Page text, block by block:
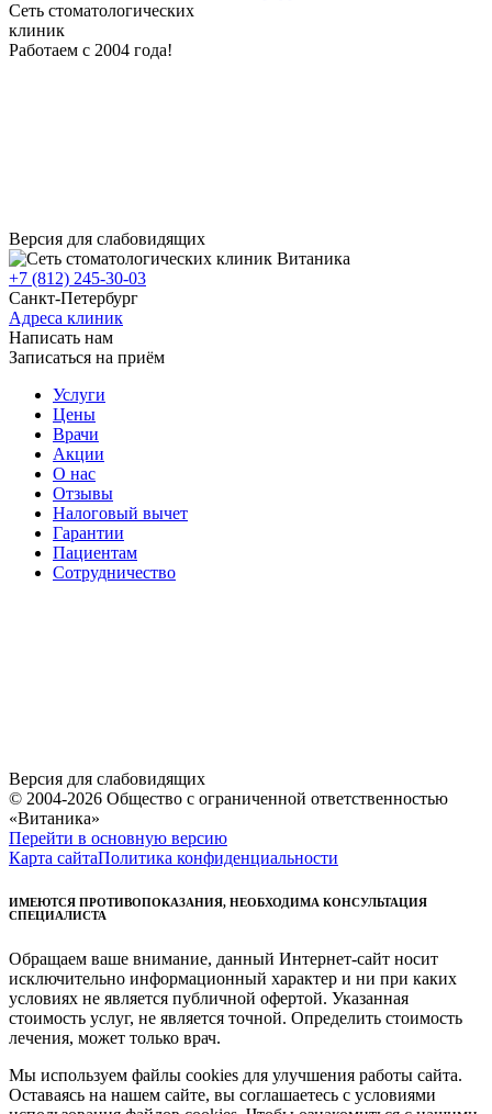
Сеть стоматологических
клиник
Работаем с 2004 года!
Версия для слабовидящих
+7 (812) 245-30-03
Санкт-Петербург
Адреса клиник
Написать нам
Записаться на приём
Услуги
Цены
Врачи
Акции
О нас
Отзывы
Налоговый вычет
Гарантии
Пациентам
Сотрудничество
Версия для слабовидящих
© 2004-2026 Общество с ограниченной ответственностью
«Витаника»
Перейти в основную версию
Карта сайтаПолитика конфиденциальности
ИМЕЮТСЯ ПРОТИВОПОКАЗАНИЯ, НЕОБХОДИМА КОНСУЛЬТАЦИЯ
СПЕЦИАЛИСТА
Обращаем ваше внимание, данный Интернет-сайт носит
исключительно информационный характер и ни при каких
условиях не является публичной офертой. Указанная
стоимость услуг, не является точной. Определить стоимость
лечения, может только врач.
Мы используем файлы cookies для улучшения работы сайта.
Оставаясь на нашем сайте, вы соглашаетесь с условиями